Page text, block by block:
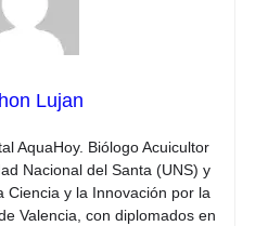
Lujan
AquaHoy. Biólogo Acuicultor
Nacional del Santa (UNS) y
Ciencia y la Innovación por la
Valencia, con diplomados en